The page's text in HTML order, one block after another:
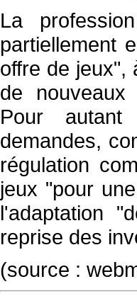
La
partiellement
offre de jeux",
de
Pour
demandes,
régulation
jeux "pour
l'adaptation
reprise des
(source :